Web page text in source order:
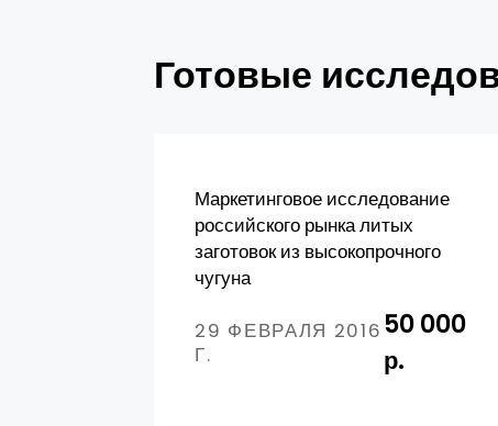
Готовые
Маркетинговое исследование
российского рынка литых
заготовок из высокопрочного
чугуна
29 ФЕВРАЛЯ 2016
Г.
50 000
р.